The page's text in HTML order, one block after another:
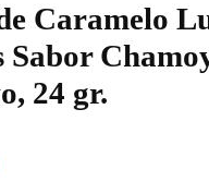
Caramelo
Sabor
24 gr.